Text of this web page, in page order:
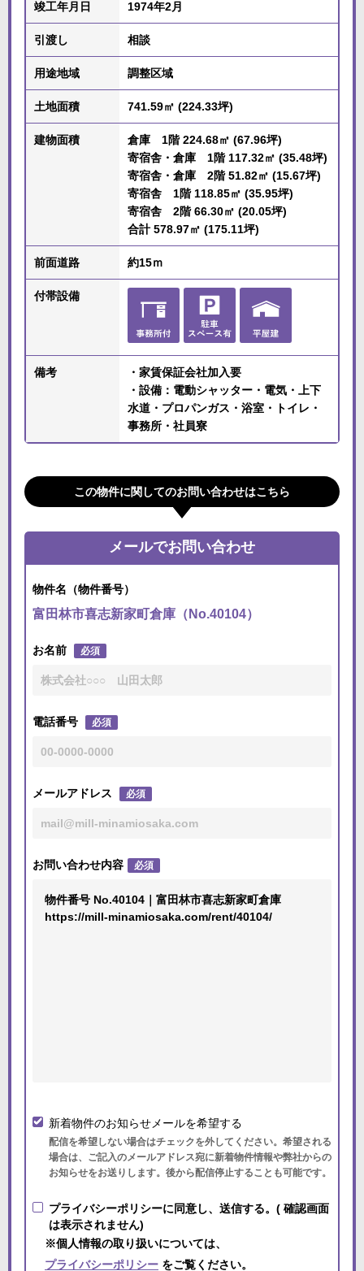
竣工年月日 1974年2月
引渡し 相談
用途地域 調整区域
土地面積 741.59㎡ (224.33坪)
建物面積
倉庫 1階 224.68㎡ (67.96坪)
寄宿舎・倉庫 1階 117.32㎡ (35.48坪)
寄宿舎・倉庫 2階 51.82㎡ (15.67坪)
寄宿舎 1階 118.85㎡ (35.95坪)
寄宿舎 2階 66.30㎡ (20.05坪)
合計 578.97㎡ (175.11坪)
前面道路 約15ｍ
付帯設備
備考
・家賃保証会社加入要
・設備：電動シャッター・電気・上下
水道・プロパンガス・浴室・トイレ・
事務所・社員寮
この物件に関してのお問い合わせはこちら
メールでお問い合わせ
物件名（物件番号）
富田林市喜志新家町倉庫（No.40104）
お名前 必須
電話番号 必須
メールアドレス 必須
お問い合わせ内容 必須
新着物件のお知らせメールを希望する
配信を希望しない場合はチェックを外してください。希望される
場合は、ご記入のメールアドレス宛に新着物件情報や弊社からの
お知らせをお送りします。後から配信停止することも可能です。
プライバシーポリシーに同意し、送信する。( 確認画面
は表示されません)
※個人情報の取り扱いについては、
プライバシーポリシー をご覧ください。